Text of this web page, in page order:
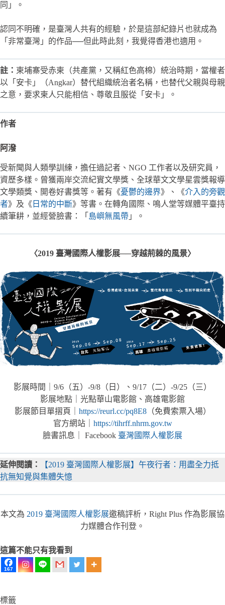
同」。
認同不明確，是臺灣人共有的經驗，於是這部紀錄片也就成為
「非常臺灣」的作品──但此時此刻，我覺得香港也適用。
註： 柬埔寨受赤柬（共產黨，又稱紅色高棉）統治時期，當權者
以「安卡」（Angkar）替代組織統治者名稱，也替代父親與母親
之意，要求柬人只能相信、尊敬且服從「安卡」。
作者
阿潑
受新聞與人類學訓練，擔任過記者、NGO 工作者以及研究員，
資歷多樣。曾獲兩岸交流紀實文學獎、全球華文文學星雲獎報導
文學類獎、開卷好書獎等。著有《憂鬱的邊界》、《介入的旁觀
者》及《 日常的中斷》等書。在轉角國際、鳴人堂等媒體平臺持
續筆耕，並經營臉書：「 島嶼無風帶 」。
〈2019 臺灣國際人權影展──穿越荊棘的風景〉
影展時間｜9/6（五）-9/8（日）、9/17（二）-9/25（三）
影展地點｜光點華山電影館、高雄電影館
影展節目單摺頁｜ https://reurl.cc/pq8E8（免費索票入場）
官方網站｜ https://tihrff.nhrm.gov.tw
臉書訊息｜ Facebook 臺灣國際人權影展
延伸閱讀：
【2019 臺灣國際人權影展】午夜行者：用盡全力抵
抗無知覺與集體失憶
本文為 2019 臺灣國際人權影展邀稿評析，Right Plus 作為影展協
力媒體合作刊登。
這篇不能只有我看到
167
標籤